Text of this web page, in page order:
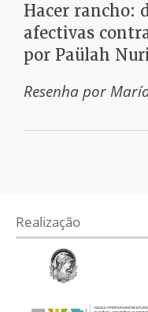
Hacer rancho:
afectivas
por Paülah
Resenha por
Realização